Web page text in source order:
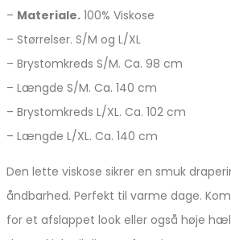
– Materiale. 100% Viskose
– Størrelser. S/M og L/XL
– Brystomkreds S/M. Ca. 98 cm
– Længde S/M. Ca. 140 cm
– Brystomkreds L/XL. Ca. 102 cm
– Længde L/XL. Ca. 140 cm
Den lette viskose sikrer en smuk
åndbarhed. Perfekt til varme dage.
for et afslappet look eller også høje